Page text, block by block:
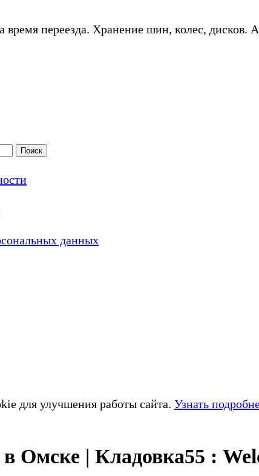
переезда. Хранение шин, колес, дисков.
данных
для улучшения работы сайта. Узнать
Омске | Кладовка55 :